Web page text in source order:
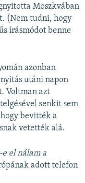
Moszkvában
(Nem tudni, hogy
írásmódot benne
azonban
utáni napon
Voltman azt
senkit sem
bevitték a
vetették alá.
el nálam a
adott telefon